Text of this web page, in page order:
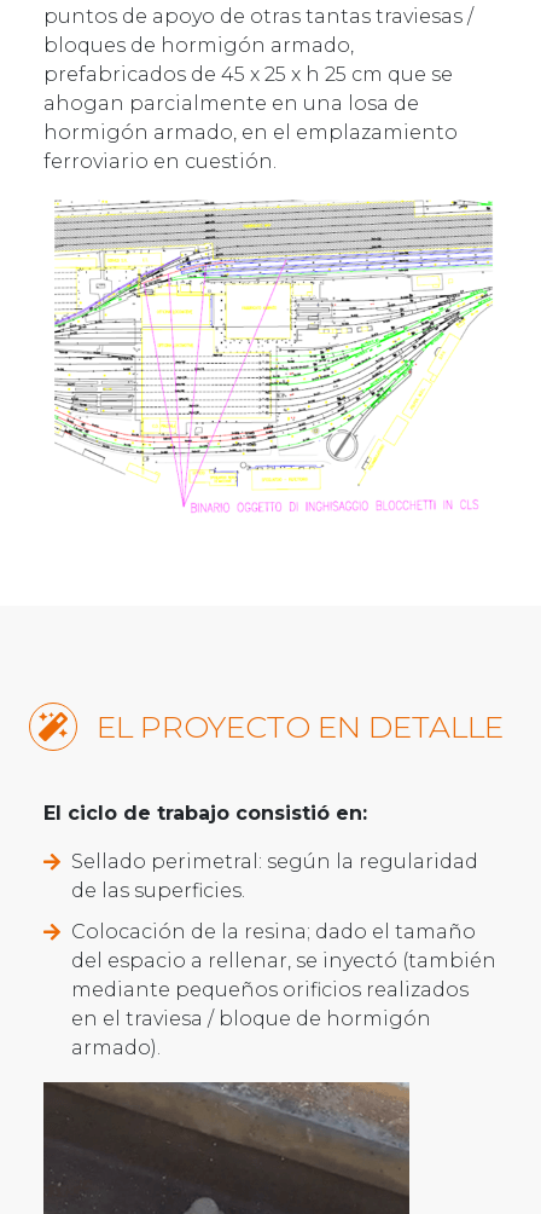
puntos de apoyo de otras tantas traviesas /
bloques de hormigón armado,
prefabricados de 45 x 25 x h 25 cm que se
ahogan parcialmente en una losa de
hormigón armado, en el emplazamiento
ferroviario en cuestión.
EL PROYECTO EN DETALLE
El ciclo de trabajo consistió en:
Sellado perimetral: según la regularidad
de las superficies.
Colocación de la resina; dado el tamaño
del espacio a rellenar, se inyectó (también
mediante pequeños orificios realizados
en el traviesa / bloque de hormigón
armado).